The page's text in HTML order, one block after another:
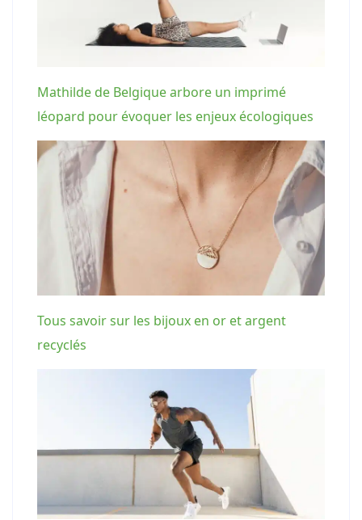
Mathilde de Belgique arbore un imprimé
léopard pour évoquer les enjeux écologiques
Tous savoir sur les bijoux en or et argent
recyclés